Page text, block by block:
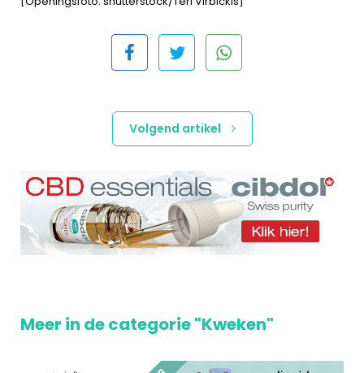
Volgend artikel
Meer in de categorie "Kweken"